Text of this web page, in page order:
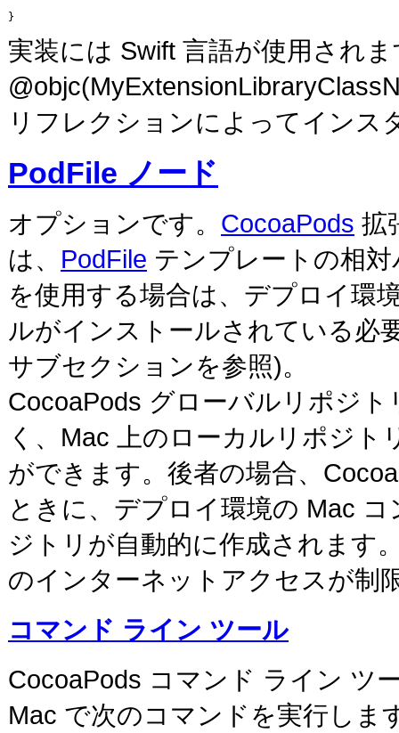
}
実装には Swift 言語が使用され
リフレクションによってインス
PodFile ノード
オプションです。 CocoaPods 拡
は、 PodFile テンプレートの相
を使用する場合は、デプロイ環
ルがインストールされている必
サブセクションを参照)。
CocoaPods グローバルリポジ
く、Mac 上のローカルリポジ
ができます。後者の場合、
ときに、デプロイ環境の Mac
ジトリが自動的に作成されます
のインターネットアクセスが制
コマンド ライン ツール
CocoaPods コマンド ライン ツ
Mac で次のコマンドを実行しま